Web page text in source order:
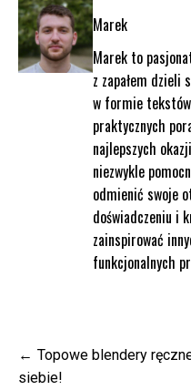
Marek
Marek to
z zapałem dzieli
w formie
praktycznych
najlepszych
niezwykle
odmienić swoje
doświadczeniu i
zainspirować
funkcjonalnych
Nawigacja
wpisu
Topowe blendery
siebie!